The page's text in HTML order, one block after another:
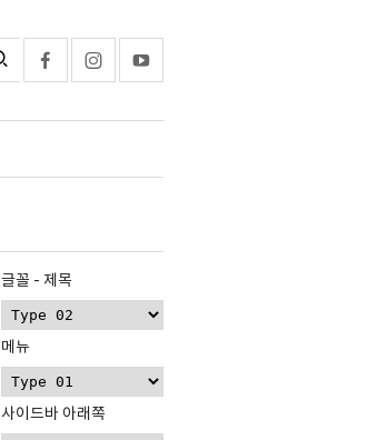
글꼴 - 제목
메뉴
사이드바 아래쪽